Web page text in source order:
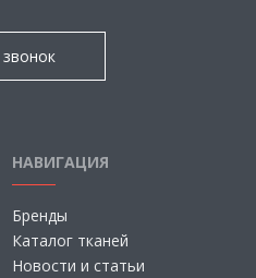
НАВИГАЦИЯ
Бренды
Каталог тканей
Новости и статьи